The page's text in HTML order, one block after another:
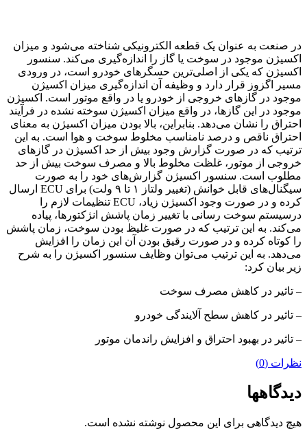
در صنعت به عنوان یک قطعه الکترونیکی شناخته می‌شود و میزان
اکسیژن موجود در سوخت یا گاز را اندازه‌گیری می‌کند. سنسور
اکسیژن که یکی از اصلی‌ترین حسگرهای خودرو است، در ورودی
مسیر اگزوز قرار دارد و وظیفه آن اندازه‌گیری میزان اکسیژن
موجود در گازهای خروجی از خودرو یا در واقع موتور است. اکسیژن
موجود در این گازها، در واقع میزان اکسیژن سوخته نشده در فرآیند
احتراق را نشان می‌دهد. بنابراین، بالا بودن میزان اکسیژن به معنای
احتراق ناقص و درصد نامناسب مخلوط سوخت و هوا است. به این
ترتیب که در صورت گزارش وجود بیش از حد اکسیژن در گازهای
خروجی از موتور، غلظت مخلوط بالا و مصرف سوخت بیش از حد
مطلوب است. سنسور اکسیژن گزارش‌های خود را به صورت
سیگنال‌های قابل خوانش (تغییر ولتاز ۱ تا ۹ ولت) برای ECU ارسال
کرده و در صورت وجود اکسیژن زیاد، ECU تنظیمات لازم را
درسیستم سوخت رسانی با تغییر زمان پاشش انژکتورها، پیاده
می‌کند. به این ترتیب که در صورت غلیظ بودن سوخت، زمان پاشش
را کوتاه کرده و در صورت رقیق بودن آن این زمان را افزایش
می‌دهد. به این ترتیب می‌توان وظایف سنسور اکسیژن را به شرح
زیر بیان کرد:
– تاثیر در کاهش مصرف سوخت
– تاثیر در کاهش سطح آلایندگی خودرو
– تاثیر در بهبود احتراق و افزایش راندمان موتور
نظرات (0)
دیدگاهها
هیچ دیدگاهی برای این محصول نوشته نشده است.